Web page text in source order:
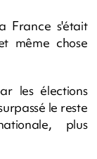
France s'était
même chose
les élections
le reste
plus